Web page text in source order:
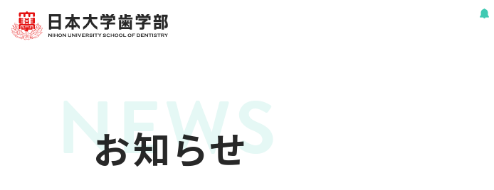
お知らせ